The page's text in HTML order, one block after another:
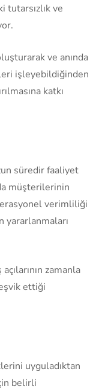
ve
ve anında
işleyebildiğinden
katkı
süredir faaliyet
müşterilerinin
verimliliği
yararlanmaları
zamanla
ettiği
uyguladıktan
belirli